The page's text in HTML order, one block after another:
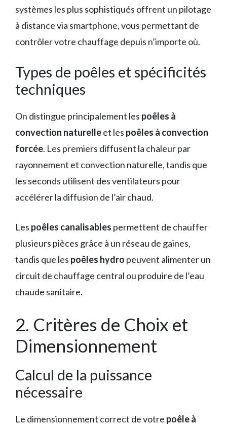
systèmes les plus sophistiqués offrent un pilotage
à distance via smartphone, vous permettant de
contrôler votre chauffage depuis n’importe où.
Types de poêles et spécificités
techniques
On distingue principalement les poêles à
convection naturelleet les poêles à convection
forcée. Les premiers diffusent la chaleur par
rayonnement et convection naturelle, tandis que
les seconds utilisent des ventilateurs pour
accélérer la diffusion de l’air chaud.
Les poêles canalisables permettent de chauffer
plusieurs pièces grâce à un réseau de gaines,
tandis que les poêles hydro peuvent alimenter un
circuit de chauffage central ou produire de l’eau
chaude sanitaire.
2. Critères de Choix et
Dimensionnement
Calcul de la puissance
nécessaire
Le dimensionnement correct de votre poêle à